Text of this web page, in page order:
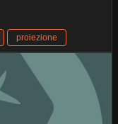
proiezione